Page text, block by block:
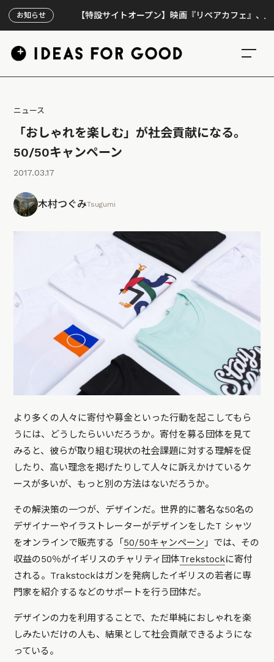
お知らせ【特設サイトオープン】映画『リペアカフェ』、上映300
ニュース
「おしゃれを楽しむ」が社会貢献になる。
50/50キャンペーン
2017.03.17
木村つぐみTsugumi
より多くの人々に寄付や募金といった行動を起こしてもら
うには、どうしたらいいだろうか。寄付を募る団体を見て
みると、彼らが取り組む現状の社会課題に対する理解を促
したり、高い理念を掲げたりして人々に訴えかけているケ
ースが多いが、もっと別の方法はないだろうか。
その解決策の一つが、デザインだ。世界的に著名な50名の
デザイナーやイラストレーターがデザインをしたT シャツ
をオンラインで販売する「 50/50キャンペーン 」では、その
収益の50％がイギリスのチャリティ団体Trekstockに寄付
される。Trakstockはガンを発病したイギリスの若者に専
門家を紹介するなどのサポートを行う団体だ。
デザインの力を利用することで、ただ単純におしゃれを楽
しみたいだけの人も、結果として社会貢献できるようにな
っている。